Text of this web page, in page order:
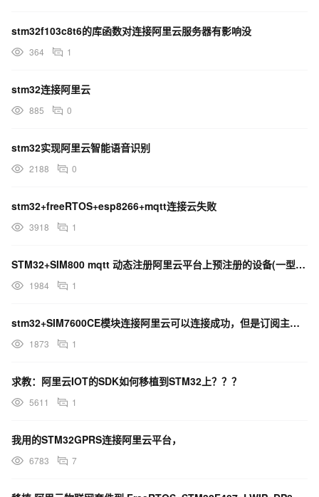
stm32f103c8t6的库函数对连接阿里云服务器有影响没
364 1
stm32连接阿里云
885 0
stm32实现阿里云智能语音识别
2188 0
stm32+freeRTOS+esp8266+mqtt连接云失败
3918 1
STM32+SIM800 mqtt 动态注册阿里云平台上预注册的设备(一型一密直连设备)
1984 1
stm32+SIM7600CE模块连接阿里云可以连接成功，但是订阅主题时提示订阅无响应
1873 1
求教：阿里云IOT的SDK如何移植到STM32上？？？
5611 1
我用的STM32GPRS连接阿里云平台，
6783 7